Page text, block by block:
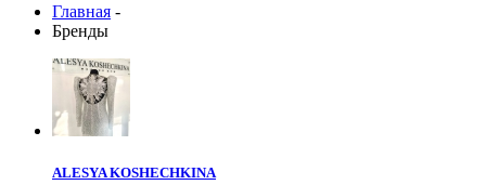
Главная -
Бренды
ALESYA KOSHECHKINA